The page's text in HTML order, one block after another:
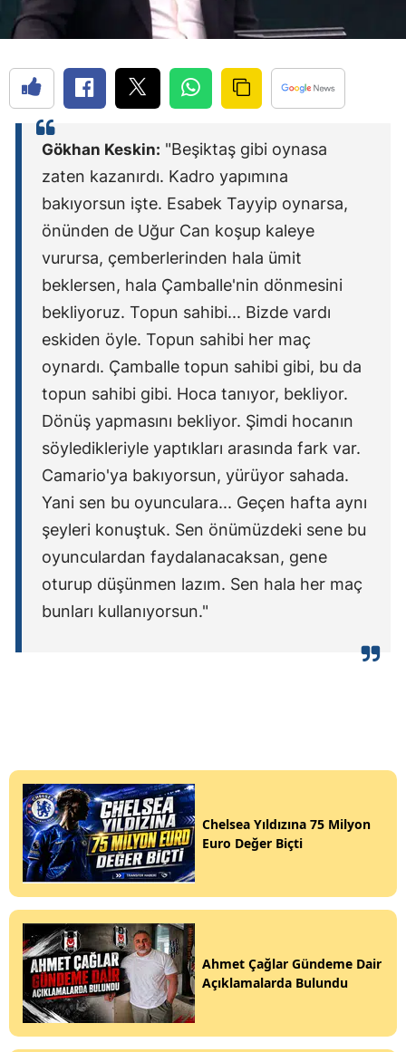
Gökhan Keskin: "Beşiktaş gibi oynasa
zaten kazanırdı. Kadro yapımına
bakıyorsun işte. Esabek Tayyip oynarsa,
önünden de Uğur Can koşup kaleye
vurursa, çemberlerinden hala ümit
beklersen, hala Çamballe'nin dönmesini
bekliyoruz. Topun sahibi... Bizde vardı
eskiden öyle. Topun sahibi her maç
oynardı. Çamballe topun sahibi gibi, bu da
topun sahibi gibi. Hoca tanıyor, bekliyor.
Dönüş yapmasını bekliyor. Şimdi hocanın
söyledikleriyle yaptıkları arasında fark var.
Camario'ya bakıyorsun, yürüyor sahada.
Yani sen bu oyunculara... Geçen hafta aynı
şeyleri konuştuk. Sen önümüzdeki sene bu
oyunculardan faydalanacaksan, gene
oturup düşünmen lazım. Sen hala her maç
bunları kullanıyorsun."
Chelsea Yıldızına 75 Milyon
Euro Değer Biçti
Ahmet Çağlar Gündeme Dair
Açıklamalarda Bulundu